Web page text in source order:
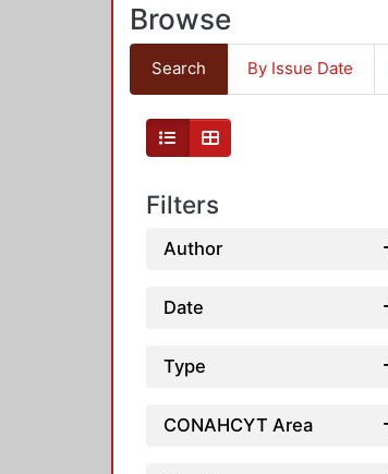
Browse
Search By Issue Date
Filters
Author
Date
Type
CONAHCYT Area